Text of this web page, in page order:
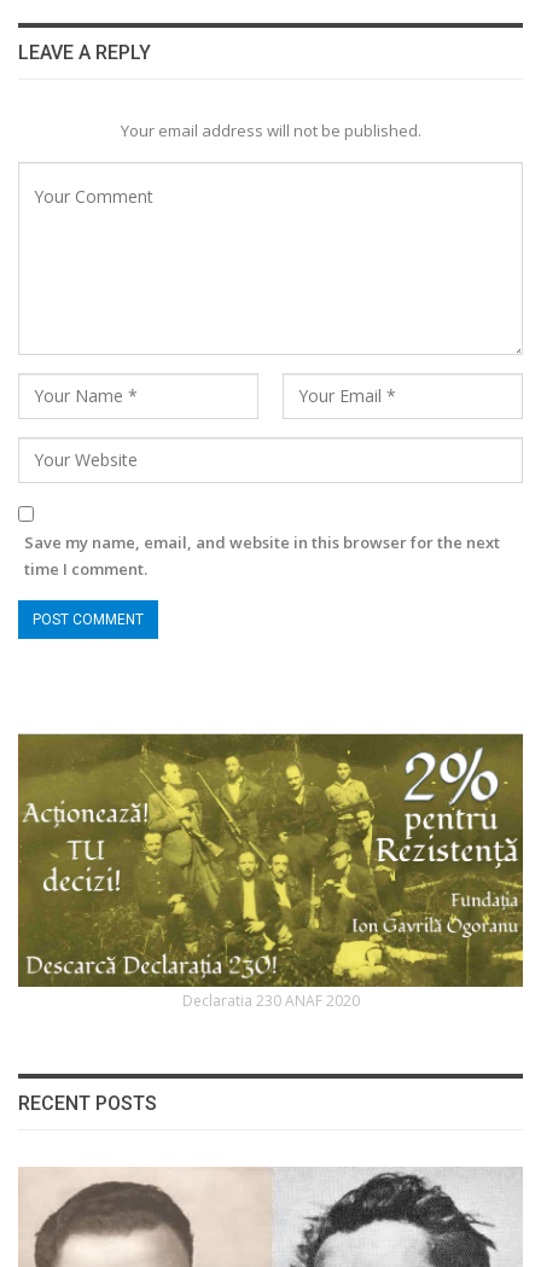
LEAVE A REPLY
Your email address will not be published.
Save my name, email, and website in this browser for the next
time I comment.
Declaratia 230 ANAF 2020
RECENT POSTS